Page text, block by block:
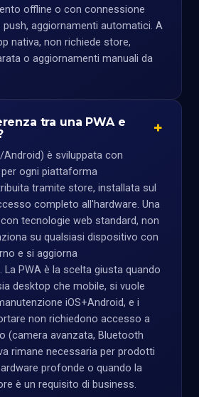
offline o con connessione
aggiornamenti automatici. A
nativa, non richiede store,
o aggiornamenti manuali da
tra una PWA e
Android) è sviluppata con
per ogni piattaforma
tramite store, installata sul
completo all'hardware. Una
tecnologie web standard, non
su qualsiasi dispositivo con
e si aggiorna
PWA è la scelta giusta quando
desktop che mobile, si vuole
iOS+Android, e i
non richiedono accesso a
(camera avanzata, Bluetooth
rimane necessaria per prodotti
profonde o quando la
è un requisito di business.